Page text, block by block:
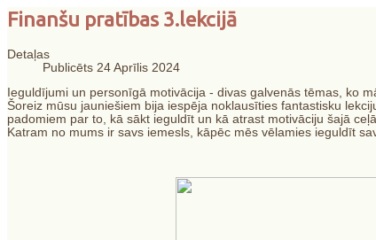
"Skolēnu dzīves un
personības
Finanšu pratības 3.lekcijā
Detaļas
Publicēts 24 Aprīlis 2024
Ieguldījumi un personīgā motivācija - divas galvenās tēmas, ko
Šoreiz mūsu jauniešiem bija iespēja noklausīties fantastisku
padomiem par to, kā sākt ieguldīt un kā atrast motivāciju šajā
Katram no mums ir savs iemesls, kāpēc mēs vēlamies ieguldīt